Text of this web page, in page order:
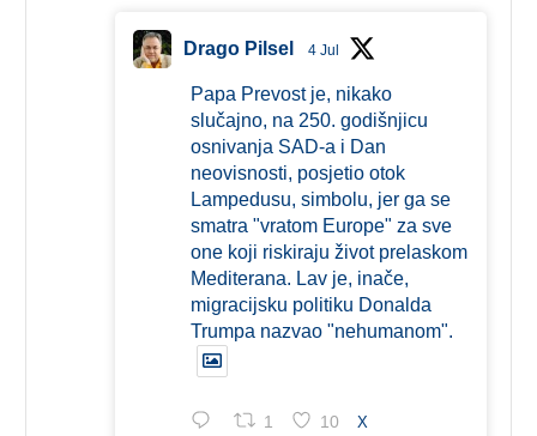
Drago Pilsel 4 Jul
Papa Prevost je, nikako
slučajno, na 250. godišnjicu
osnivanja SAD-a i Dan
neovisnosti, posjetio otok
Lampedusu, simbolu, jer ga se
smatra "vratom Europe" za sve
one koji riskiraju život prelaskom
Mediterana. Lav je, inače,
migracijsku politiku Donalda
Trumpa nazvao "nehumanom".
1 10 X